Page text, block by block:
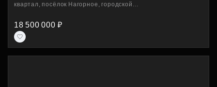
квартал, посёлок Нагорное, городской...
18 500 000 ₽